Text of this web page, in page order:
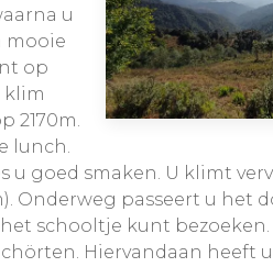
u
mooie
op
klim
2170m.
lunch.
u goed smaken. U klimt
Onderweg passeert u het
schooltje kunt
Hiervandaan heeft